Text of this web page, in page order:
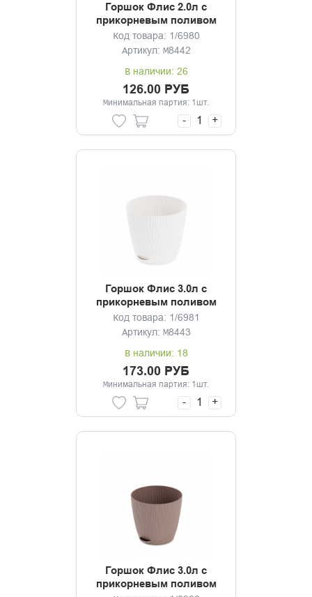
Горшок Флис 2.0л с
прикорневым поливом
какао
Код товара: 1/6980
Артикул: М8442
В наличии: 26
126.00 РУБ
Минимальная партия: 1шт.
- +
Горшок Флис 3.0л с
прикорневым поливом
белый
Код товара: 1/6981
Артикул: М8443
В наличии: 18
173.00 РУБ
Минимальная партия: 1шт.
- +
Горшок Флис 3.0л с
прикорневым поливом